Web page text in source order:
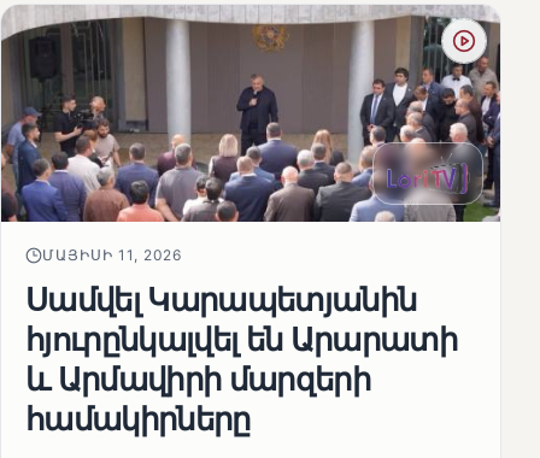
ՄԱՅԻՍԻ 11, 2026
Սամվել Կարապետյանին
հյուրընկալվել են Արարատի
և Արմավիրի մարզերի
համակիրները